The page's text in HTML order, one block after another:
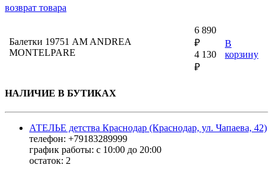
возврат товара
Балетки 19751 AM ANDREA
MONTELPARE
6 890
₽
4 130
₽
В
корзину
НАЛИЧИЕ В БУТИКАХ
АТЕЛЬЕ детства Краснодар (Краснодар, ул. Чапаева, 42)
телефон: +79183289999
график работы: с 10:00 до 20:00
остаток: 2